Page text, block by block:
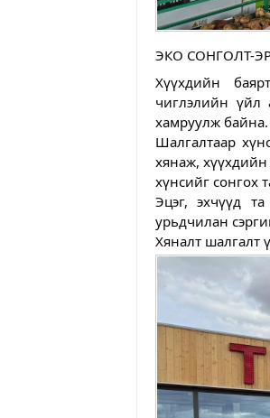
ЭКО СОНГОЛТ-
Хүүхдийн
чиглэлийн үйл
хамруулж байна.
Шалгалтаар
хянаж, хүүхдийн
хүнсийг сонгох
Эцэг, эхчүүд
урьдчилан
Хяналт шалгалт